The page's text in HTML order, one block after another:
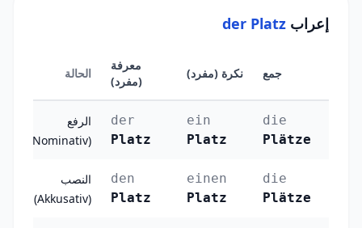
إعراب der Platz
الحالة
معرفة
(مفرد)
نكرة (مفرد) جمع
الرفع
(Nominativ)
der
Platz
ein
Platz
die
Plätze
النصب
(Akkusativ)
den
Platz
einen
Platz
die
Plätze